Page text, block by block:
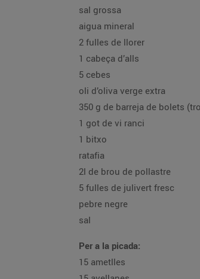
sal grossa
aigua mineral
2 fulles de llorer
1 cabeça d’alls
5 cebes
oli d’oliva verge extra
350 g de barreja de bolets
1 got de vi ranci
1 bitxo
ratafia
2l de brou de pollastre
5 fulles de julivert fresc
pebre negre
sal
Per a la picada:
15 ametlles